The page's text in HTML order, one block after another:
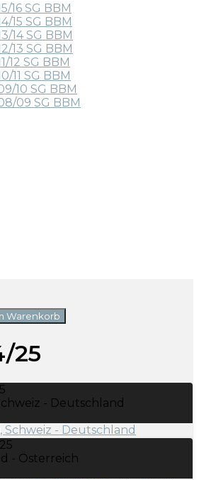
16 SG BBM
15 SG BBM
14 SG BBM
13 SG BBM
12 SG BBM
11 SG BBM
10 SG BBM
09 SG BBM
Warenkorb
25
- Deutschland
- Österreich